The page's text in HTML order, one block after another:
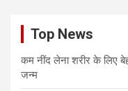
Top News
कम नींद लेना शरीर के लिए
जन्म